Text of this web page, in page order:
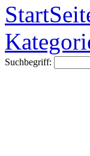
Suchbegriff: